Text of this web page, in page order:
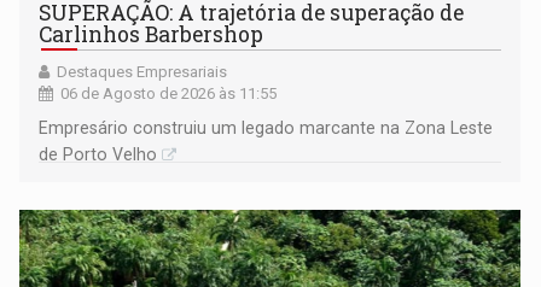
SUPERAÇÃO: A trajetória de superação de
Carlinhos Barbershop
Destaques Empresariais
06 de Agosto de 2026 às 11:55
Empresário construiu um legado marcante na Zona Leste
de Porto Velho